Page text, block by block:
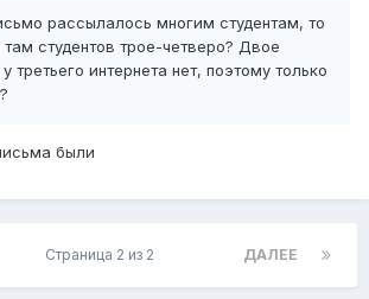
рассылалось многим студентам, то
студентов трое-четверо? Двое
третьего интернета нет, поэтому только
были
ДАЛЕЕ
Страница 2 из 2